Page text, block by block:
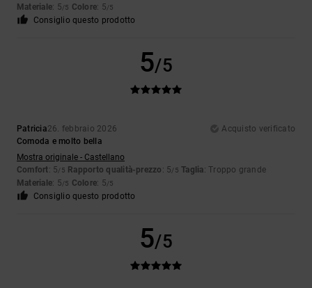
Materiale: 5/5 Colore: 5/5
Consiglio questo prodotto
5/5
Patricia26. febbraio 2026
Acquisto verificato
Comoda e molto bella
Mostra originale - Castellano
Comfort: 5/5 Rapporto qualità-prezzo : 5/5 Taglia: Troppo grande
Materiale: 5/5 Colore: 5/5
Consiglio questo prodotto
5/5